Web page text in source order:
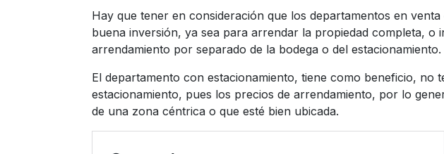
Hay que tener en consideración que los departamentos en
buena inversión, ya sea para arrendar la propiedad completa, o
arrendamiento por separado de la bodega o del estacionamiento.
El departamento con estacionamiento, tiene como beneficio, no
estacionamiento, pues los precios de arrendamiento, por lo
de una zona céntrica o que esté bien ubicada.